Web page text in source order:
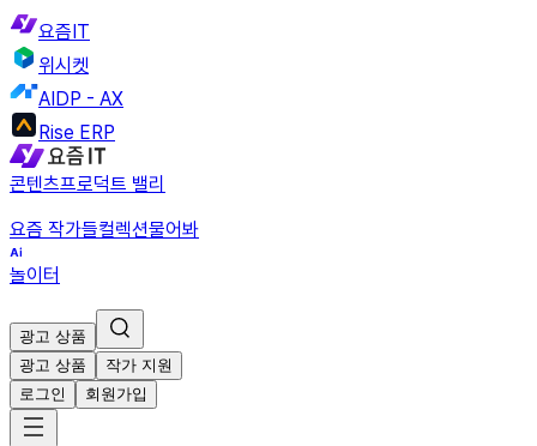
요즘IT
위시켓
AIDP - AX
Rise ERP
콘텐츠프로덕트 밸리
요즘 작가들컬렉션물어봐
놀이터
광고 상품
광고 상품
작가 지원
로그인
회원가입